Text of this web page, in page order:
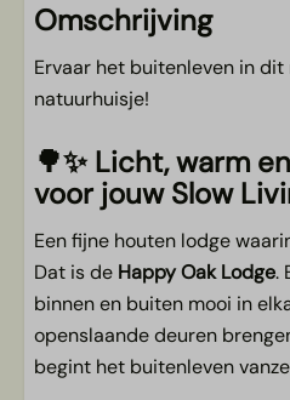
Keukenlinnen bij te boeken
Vaatwasser
Combimagnetron
Kookgelegenheid
Keukeninventaris
Koelkast
Koel/vries combi
Woonkamer
Smart TV
Omschrijving
Ervaar het buitenleven in dit
natuurhuisje!
🌳✨ Licht, warm
voor jouw Slow
Een fijne houten lodge
Dat is de Happy Oak Lodge.
binnen en buiten mooi in
openslaande deuren
begint het buitenleven